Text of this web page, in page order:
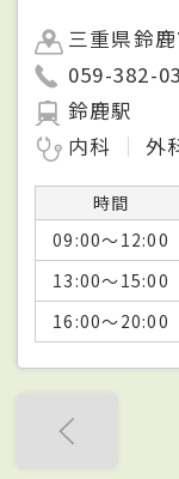
三重県鈴
059-382-
鈴鹿駅
内科
外
時間
09:00～12:00
13:00～15:00
16:00～20:00